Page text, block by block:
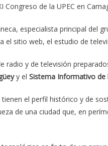
Congreso de la UPEC en
especialista principal del
el sitio web, el estudio de
radio y de televisión
y el Sistema Informativo de
el perfil histórico y de
de una ciudad que, en